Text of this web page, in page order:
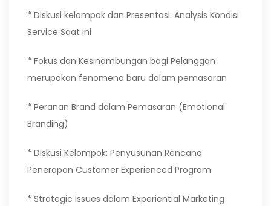
* Diskusi kelompok dan Presentasi: Analysis Kondisi
Service Saat ini
* Fokus dan Kesinambungan bagi Pelanggan
merupakan fenomena baru dalam pemasaran
* Peranan Brand dalam Pemasaran (Emotional
Branding)
* Diskusi Kelompok: Penyusunan Rencana
Penerapan Customer Experienced Program
* Strategic Issues dalam Experiential Marketing